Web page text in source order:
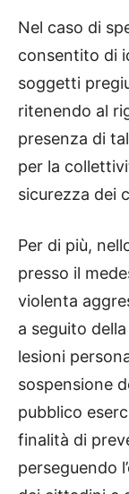
Nel caso di
consentito di
soggetti
ritenendo al
presenza di
per la
sicurezza dei
Per di più,
presso il
violenta
a seguito
lesioni
sospensione
pubblico
finalità di
perseguendo